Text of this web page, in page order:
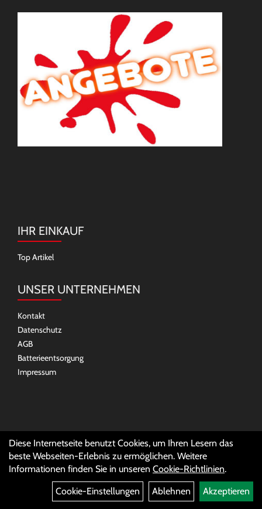
IHR EINKAUF
Top Artikel
UNSER UNTERNEHMEN
Kontakt
Datenschutz
AGB
Batterieentsorgung
Impressum
SOCIAL MEDIA
Diese Internetseite benutzt Cookies, um Ihren Lesern das
beste Webseiten-Erlebnis zu ermöglichen. Weitere
Informationen finden Sie in unseren Cookie-Richtlinien.
Cookie-Einstellungen
Ablehnen Akzeptieren